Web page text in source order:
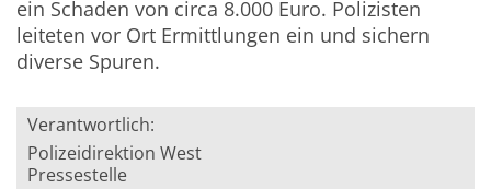
ein Schaden von circa 8.000 Euro. Polizisten
leiteten vor Ort Ermittlungen ein und sichern
diverse Spuren.
Verantwortlich:
Polizeidirektion West
Pressestelle